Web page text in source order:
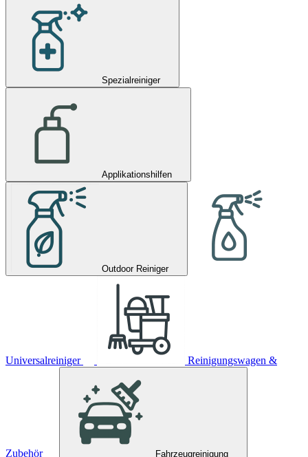
Spezialreiniger
Applikationshilfen
Outdoor Reiniger
Universalreiniger Reinigungswagen &
Zubehör Fahrzeugreinigung